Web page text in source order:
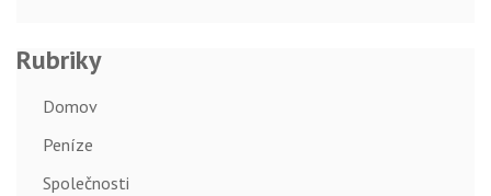
Rubriky
Domov
Peníze
Společnosti